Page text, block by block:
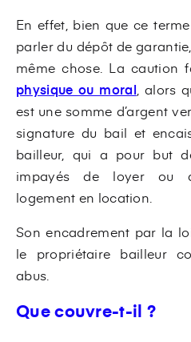
En effet, bien que ce
parler du dépôt de
même chose. La caution
physique ou moral , alors
est une somme d’argent
signature du bail et
bailleur, qui a pour but
impayés de loyer ou
logement en location.
Son encadrement par la
le propriétaire bailleur
abus.
Que couvre-t-il ?